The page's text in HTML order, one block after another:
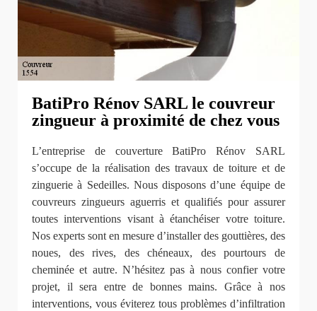
BatiPro Rénov SARL le couvreur
zingueur à proximité de chez vous
L’entreprise de couverture BatiPro Rénov SARL
s’occupe de la réalisation des travaux de toiture et de
zinguerie à Sedeilles. Nous disposons d’une équipe de
couvreurs zingueurs aguerris et qualifiés pour assurer
toutes interventions visant à étanchéiser votre toiture.
Nos experts sont en mesure d’installer des gouttières, des
noues, des rives, des chéneaux, des pourtours de
cheminée et autre. N’hésitez pas à nous confier votre
projet, il sera entre de bonnes mains. Grâce à nos
interventions, vous éviterez tous problèmes d’infiltration